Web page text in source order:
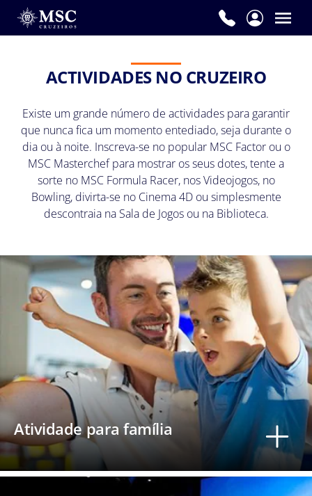
ACTIVIDADES NO CRUZEIRO
Existe um grande número de actividades para garantir
que nunca fica um momento entediado, seja durante o
dia ou à noite. Inscreva-se no popular MSC Factor ou o
MSC Masterchef para mostrar os seus dotes, tente a
sorte no MSC Formula Racer, nos Videojogos, no
Bowling, divirta-se no Cinema 4D ou simplesmente
descontraia na Sala de Jogos ou na Biblioteca.
Atividade para família